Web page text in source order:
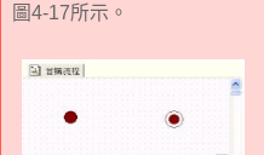
圖4-17所示。